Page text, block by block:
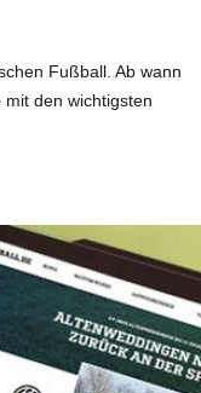
Fußball. Ab wann
mit den wichtigsten